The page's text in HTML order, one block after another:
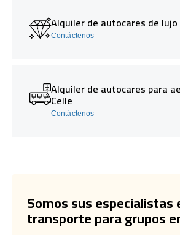
Alquiler de autocares de lujo
Contáctenos
Alquiler de autocares para
Celle
Contáctenos
Somos sus especialistas
transporte para grupos